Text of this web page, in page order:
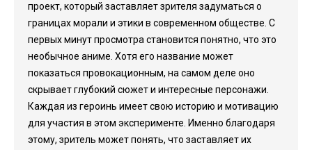
проект, который заставляет зрителя задуматься о
границах морали и этики в современном обществе. С
первых минут просмотра становится понятно, что это
необычное аниме. Хотя его название может
показаться провокационным, на самом деле оно
скрывает глубокий сюжет и интересные персонажи.
Каждая из героинь имеет свою историю и мотивацию
для участия в этом эксперименте. Именно благодаря
этому, зритель может понять, что заставляет их